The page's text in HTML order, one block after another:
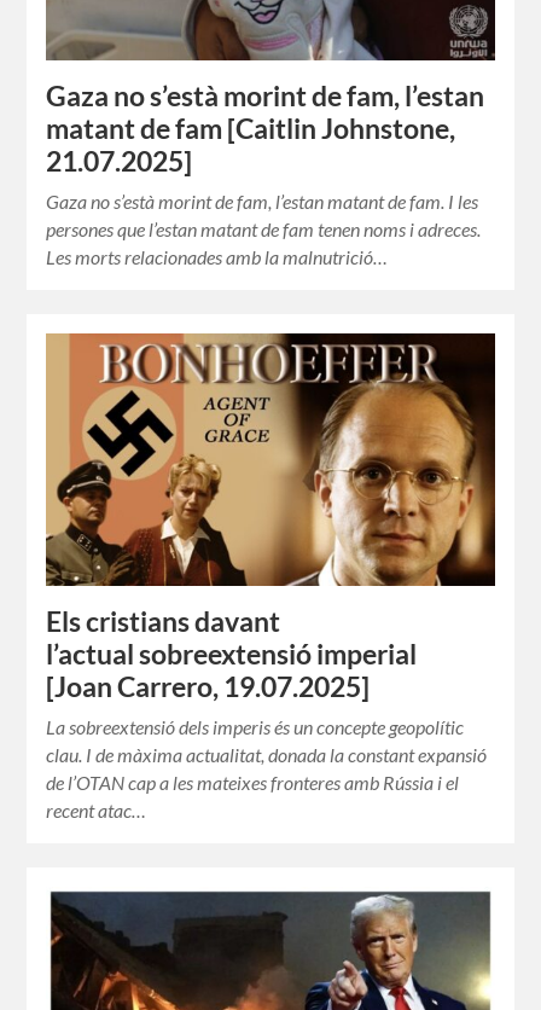
Gaza no s’està morint de fam, l’estan
matant de fam [Caitlin Johnstone,
21.07.2025]
Gaza no s’està morint de fam, l’estan matant de fam. I les
persones que l’estan matant de fam tenen noms i adreces.
Les morts relacionades amb la malnutrició…
Els cristians davant
l’actual sobreextensió imperial
[Joan Carrero, 19.07.2025]
La sobreextensió dels imperis és un concepte geopolític
clau. I de màxima actualitat, donada la constant expansió
de l’OTAN cap a les mateixes fronteres amb Rússia i el
recent atac…